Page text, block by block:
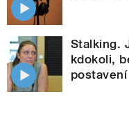
Stalking.
kdokoli,
postavení